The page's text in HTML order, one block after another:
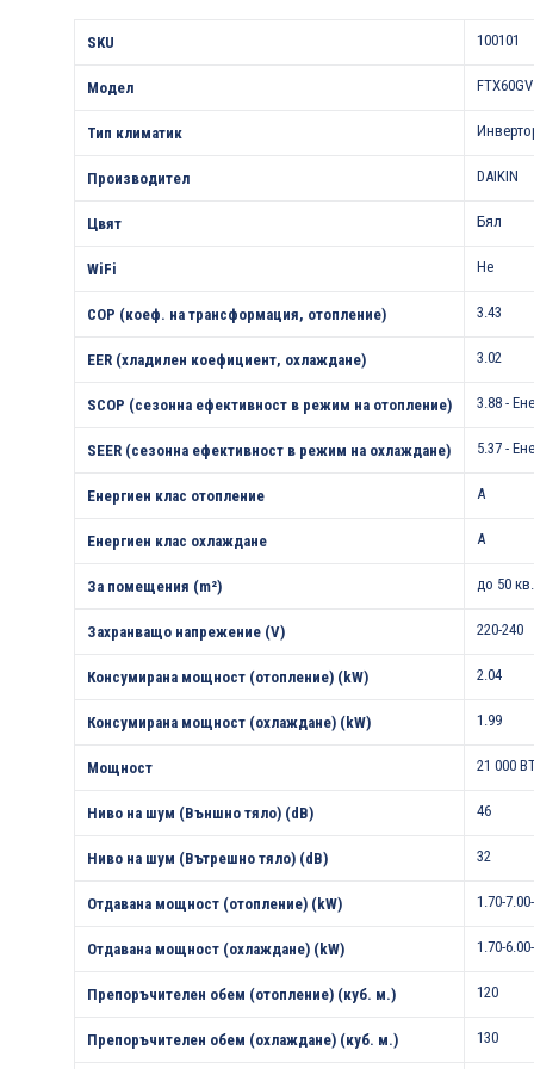
SKU
100101
Модел FTX60GV
Тип климатик
Производител DAIKIN
Цвят Бял
WiFi Не
COP (коеф. на трансформация, отопление) 3.43
EER (хладилен коефициент, охлаждане) 3.02
SCOP (сезонна ефективност в режим на отопление) 3.88 -
SEER (сезонна ефективност в режим на охлаждане) 5.37 -
Енергиен клас отопление A
Енергиен клас охлаждане A
За помещения (m²) до 50
Захранващо напрежение (V) 220-240
Консумирана мощност (отопление) (kW) 2.04
Консумирана мощност (охлаждане) (kW) 1.99
Мощност 21 000
Ниво на шум (Външно тяло) (dB) 46
Ниво на шум (Вътрешно тяло) (dB) 32
Отдавана мощност (отопление) (kW) 1.70-
Отдавана мощност (охлаждане) (kW) 1.70-
Препоръчителен обем (отопление) (куб. м.) 120
Препоръчителен обем (охлаждане) (куб. м.) 130